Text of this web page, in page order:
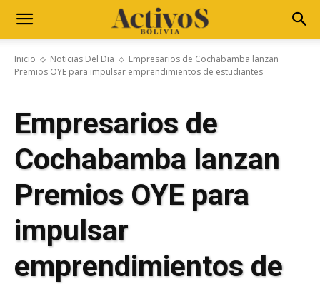
Inicio Noticias Del Dia
Empresarios de Cochabamba lanzan
Premios OYE para impulsar emprendimientos de estudiantes
Empresarios de
Cochabamba lanzan
Premios OYE para
impulsar
emprendimientos de